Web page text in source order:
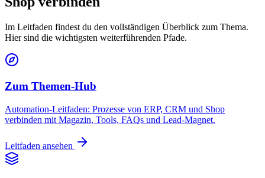
Im Leitfaden findest du den vollständigen Überblick zum Thema.
Hier sind die wichtigsten weiterführenden Pfade.
Zum Themen-Hub
Automation-Leitfaden: Prozesse von ERP, CRM und Shop
verbinden mit Magazin, Tools, FAQs und Lead-Magnet.
Leitfaden ansehen